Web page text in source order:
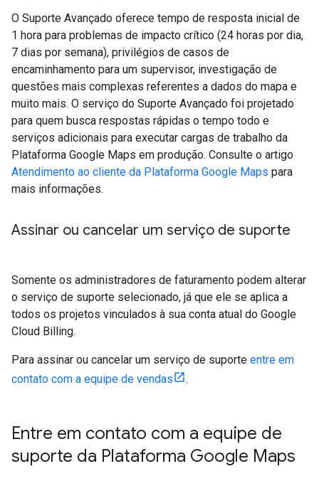
O Suporte Avançado oferece tempo de resposta inicial de
1 hora para problemas de impacto crítico (24 horas por dia,
7 dias por semana), privilégios de casos de
encaminhamento para um supervisor, investigação de
questões mais complexas referentes a dados do mapa e
muito mais. O serviço do Suporte Avançado foi projetado
para quem busca respostas rápidas o tempo todo e
serviços adicionais para executar cargas de trabalho da
Plataforma Google Maps em produção. Consulte o artigo
Atendimento ao cliente da Plataforma Google Maps para
mais informações.
Assinar ou cancelar um serviço de suporte
Somente os administradores de faturamento podem alterar
o serviço de suporte selecionado, já que ele se aplica a
todos os projetos vinculados à sua conta atual do Google
Cloud Billing.
Para assinar ou cancelar um serviço de suporte entre em
contato com a equipe de vendas
.
Entre em contato com a equipe de
suporte da Plataforma Google Maps